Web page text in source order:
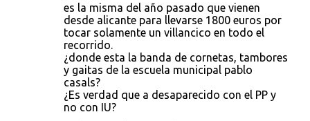
es la misma del año pasado que vienen
desde alicante para llevarse 1800 euros por
tocar solamente un villancico en todo el
recorrido.
¿donde esta la banda de cornetas, tambores
y gaitas de la escuela municipal pablo
casals?
¿Es verdad que a desaparecido con el PP y
no con IU?